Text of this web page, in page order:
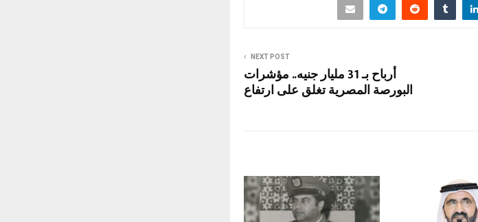
NEXT POST
أرباح بـ 31 مليار جنيه.. مؤشرات
البورصة المصرية تغلق على ارتفاع